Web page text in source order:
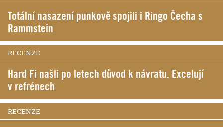
Totální nasazení punkově spojili i Ringo Čecha s
Rammstein
RECENZE
Hard Fi našli po letech důvod k návratu. Excelují
v refrénech
RECENZE